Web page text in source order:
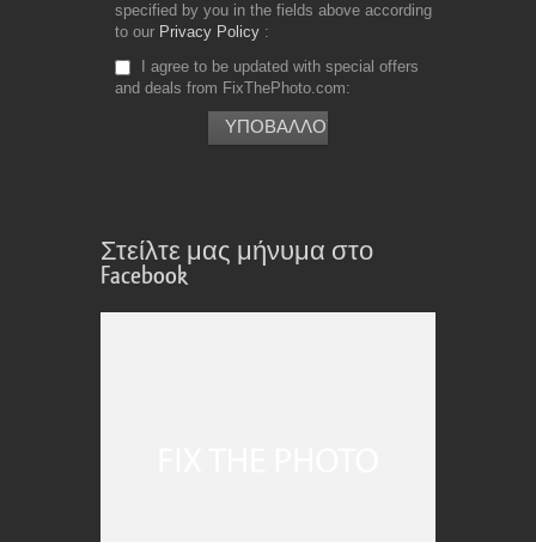
specified by you in the fields above according
to our Privacy Policy
I agree to be updated with special offers
and deals from FixThePhoto.com
Στείλτε μας μήνυμα στο
Facebook